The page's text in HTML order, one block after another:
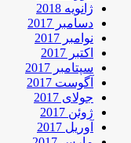
ژانویه 2018
دسامبر 2017
نوامبر 2017
اکتبر 2017
سپتامبر 2017
آگوست 2017
جولای 2017
ژوئن 2017
آوریل 2017